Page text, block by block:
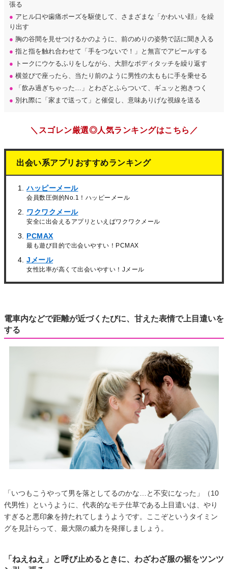
張る
● アヒル口や歯痛ポーズを駆使して、さまざまな「かわいい顔」を繰
り出す
● 胸の谷間を見せつけるかのように、前のめりの姿勢で話に聞き入る
● 指と指を触れ合わせて「手をつないで！」と無言でアピールする
● トークにウケるふりをしながら、大胆なボディタッチを繰り返す
● 横並びで座ったら、当たり前のように男性の太ももに手を乗せる
● 「飲み過ぎちゃった…」とわざとふらついて、ギュッと抱きつく
● 別れ際に「家まで送って」と催促し、意味ありげな視線を送る
＼スゴレン厳選◎人気ランキングはこちら／
出会い系アプリおすすめランキング
ハッピーメール
会員数圧倒的No.1！ハッピーメール
ワクワクメール
安全に出会えるアプリといえばワクワクメール
PCMAX
最も遊び目的で出会いやすい！PCMAX
Jメール
女性比率が高くて出会いやすい！Jメール
電車内などで距離が近づくたびに、甘えた表情で上目遣いを
する
「いつもこうやって男を落としてるのかな…と不安になった」（10
代男性）というように、代表的なモテ仕草である上目遣いは、やり
すぎると悪印象を持たれてしまうようです。ここぞというタイミン
グを見計らって、最大限の威力を発揮しましょう。
「ねえねえ」と呼び止めるときに、わざわざ服の裾をツンツ